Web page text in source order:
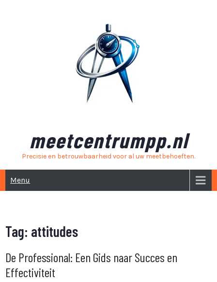
meetcentrumpp.nl
Precisie en betrouwbaarheid voor al uw meetbehoeften.
Menu
Tag: attitudes
De Professional: Een Gids naar Succes en
Effectiviteit